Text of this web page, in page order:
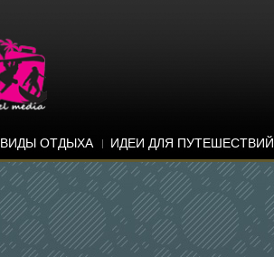
ВИДЫ ОТДЫХА ИДЕИ ДЛЯ ПУТЕШЕСТВИЙ